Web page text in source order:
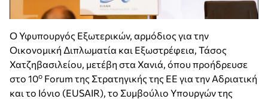
Ο Υφυπουργός Εξωτερικών, αρμόδιος για την
Οικονομική Διπλωματία και Εξωστρέφεια, Τάσος
Χατζηβασιλείου, μετέβη στα Χανιά, όπου προήδρευσε
στο 10ο Forum της Στρατηγικής της ΕΕ για την Αδριατική
και το Ιόνιο (EUSAIR), το Συμβούλιο Υπουργών της